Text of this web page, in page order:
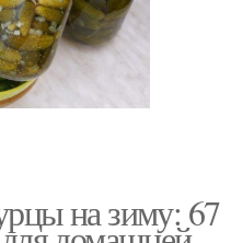
на зиму: 67